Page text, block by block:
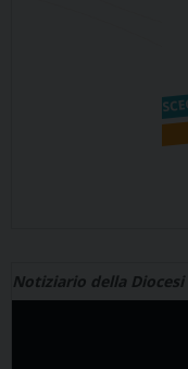
Notiziario della